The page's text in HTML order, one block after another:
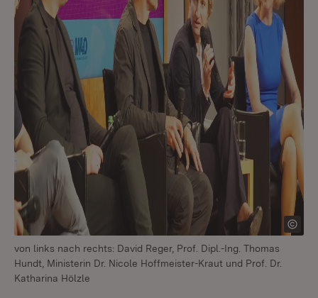
von links nach rechts: David Reger, Prof. Dipl.-Ing. Thomas
Hundt, Ministerin Dr. Nicole Hoffmeister-Kraut und Prof. Dr.
Katharina Hölzle